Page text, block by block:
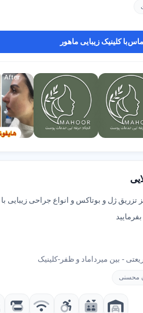
با کلینیک زیبایی ماهور
تزریق ژل و بوتاکس و انواع جراحی زیبایی
محسنی